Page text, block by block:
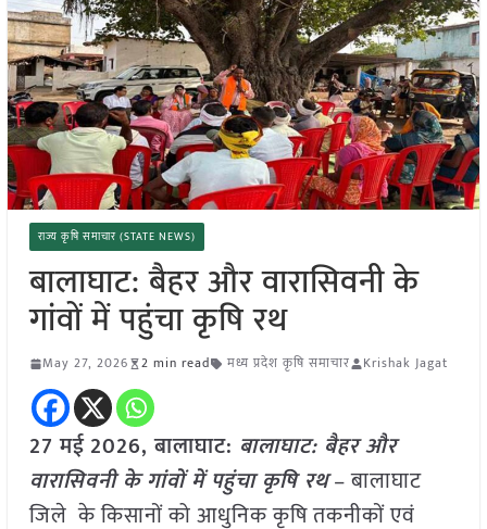
राज्य कृषि समाचार (STATE NEWS)
बालाघाट: बैहर और वारासिवनी के
गांवों में पहुंचा कृषि रथ
May 27, 2026 2 min read मध्य प्रदेश कृषि समाचार Krishak Jagat
27 मई2026,बालाघाट: बालाघाट: बैहर और
वारासिवनी के गांवों में पहुंचा कृषि रथ– बालाघाट
जिले के किसानों को आधुनिक कृषि तकनीकों एवं